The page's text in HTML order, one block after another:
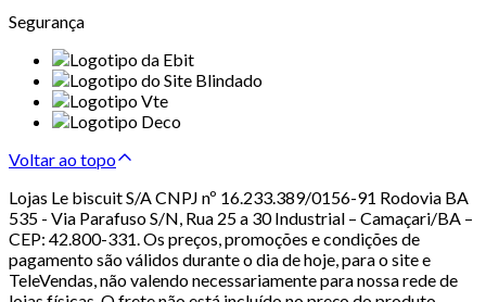
Segurança
Voltar ao topo
Lojas Le biscuit S/A CNPJ nº 16.233.389/0156-91 Rodovia BA
535 - Via Parafuso S/N, Rua 25 a 30 Industrial – Camaçari/BA –
CEP: 42.800-331. Os preços, promoções e condições de
pagamento são válidos durante o dia de hoje, para o site e
TeleVendas, não valendo necessariamente para nossa rede de